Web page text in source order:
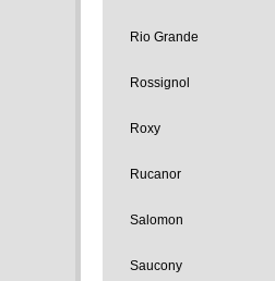
Rio Grande
Rossignol
Roxy
Rucanor
Salomon
Saucony